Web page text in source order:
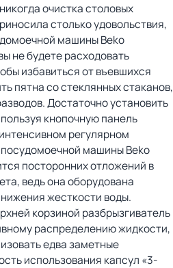
очистка столовых
столько удовольствия,
машины Beko
не будете расходовать
избавиться от въевшихся
пятна со стеклянных стаканов,
Достаточно установить
кнопочную панель
регулярном
машины Beko
посторонних отложений в
ведь она оборудована
жесткости воды.
корзиной разбрызгиватель
распределению жидкости,
едва заметные
использования капсул «3-